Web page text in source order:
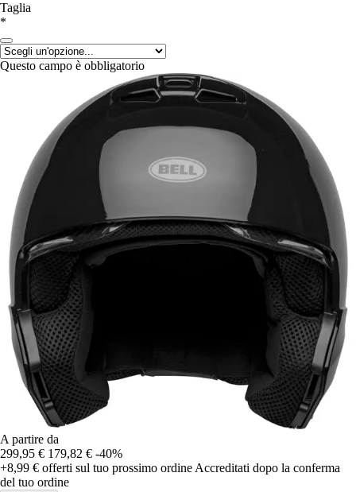
Taglia
*
Questo campo è obbligatorio
A partire da
299,95 € 179,82 € -40%
+8,99 € offerti sul tuo prossimo ordine Accreditati dopo la conferma
del tuo ordine